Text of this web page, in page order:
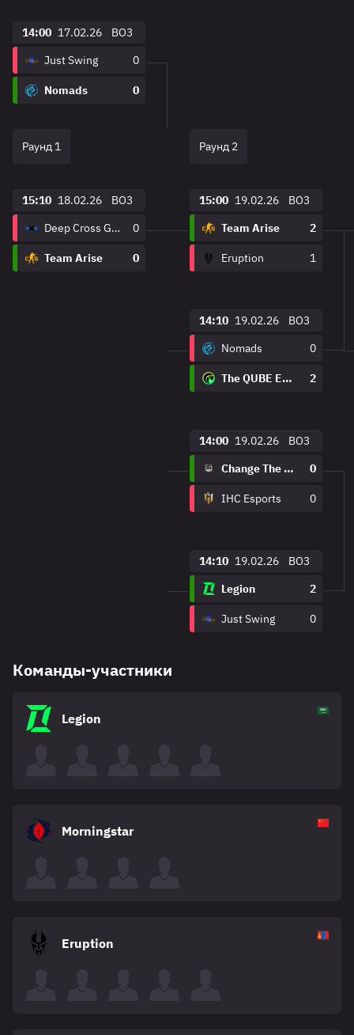
14:00 17.02.26
BO3
Just Swing
0
Nomads 0
Раунд 1
15:10 18.02.26
BO3
Deep Cross Gaming
0
Team Arise 0
Раунд 2
15:00 19.02.26
BO3
Team Arise
2
Eruption 1
14:10 19.02.26
BO3
Nomads
0
The QUBE Esports 2
14:00 19.02.26
BO3
Change The Game
0
IHC Esports 0
14:10 19.02.26
BO3
Legion
2
Just Swing 0
Команды-участники
Legion
Morningstar
Eruption